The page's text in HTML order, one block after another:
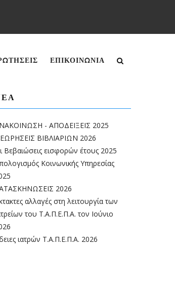
ΕΠΙΚΟΙΝΩΝΊΑ
- ΑΠΟΔΕΙΞΕΙΣ 2025
ΒΙΒΛΙΑΡΙΩΝ 2026
Βεβαιώσεις εισφορών έτους 2025
Κοινωνικής Υπηρεσίας
2026
αλλαγές στη λειτουργία των
του Τ.Α.Π.Ε.Π.Α. τον Ιούνιο
ιατρών Τ.Α.Π.Ε.Π.Α. 2026